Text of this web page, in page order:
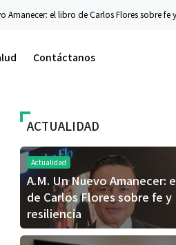
Flores sobre fe y resiliencia
Contáctanos
ACTUALIDAD
Actualidad
A.M. Un Nuevo Amanecer:
de Carlos Flores sobre fe y
resiliencia